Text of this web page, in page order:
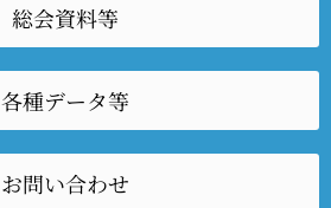
総会資料等
各種データ等
お問い合わせ